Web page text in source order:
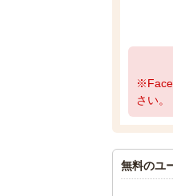
さい。
無料のユ